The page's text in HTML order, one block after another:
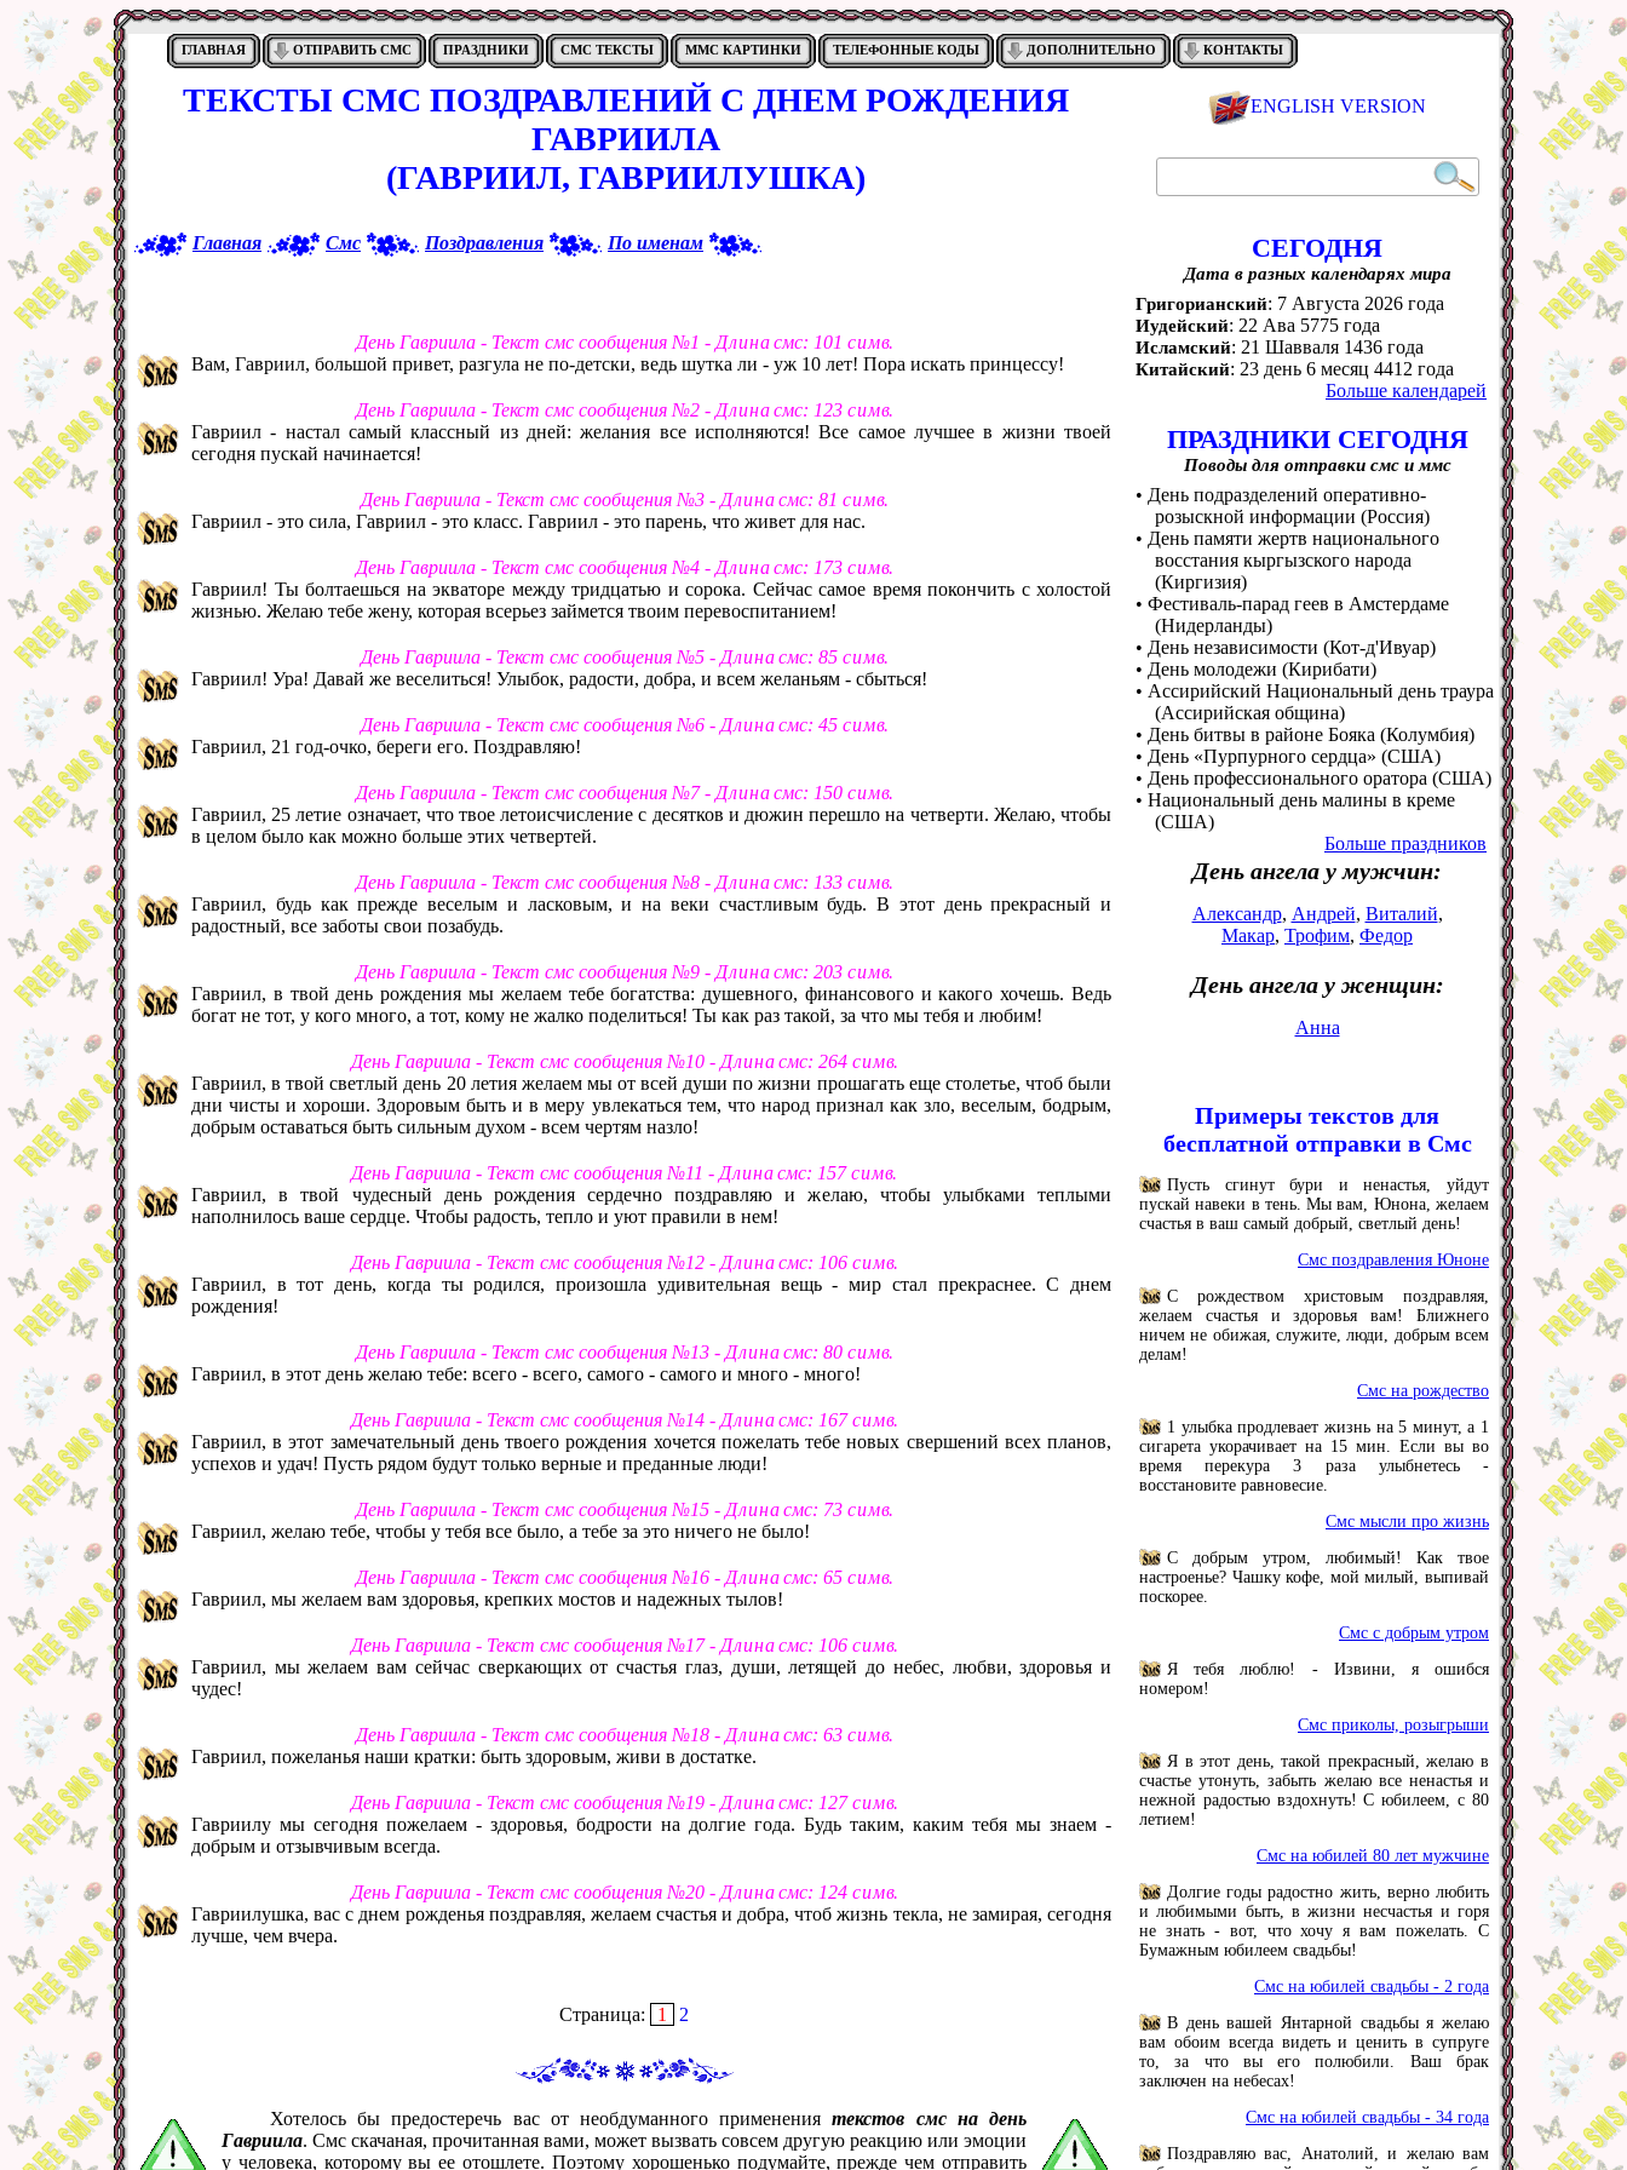
ГЛАВНАЯ ОТПРАВИТЬ СМС ПРАЗДНИКИ СМС ТЕКСТЫ ММС КАРТИНКИ ТЕЛЕФОННЫЕ КОДЫ ДОПОЛНИТЕЛЬНО КОНТАКТЫ
ТЕКСТЫ СМС ПОЗДРАВЛЕНИЙ С ДНЕМ РОЖДЕНИЯ
ГАВРИИЛА
(ГАВРИИЛ, ГАВРИИЛУШКА)
Главная Смс Поздравления По именам
День Гавриила - Текст смс сообщения №1 - Д л и н асмс: 101 с и м в.
Вам, Гавриил, большой привет, разгула не по-детски, ведь шутка ли - уж 10 лет! Пора искать принцессу!
День Гавриила - Текст смс сообщения №2 - Д л и н асмс: 123 с и м в.
Гавриил - настал самый классный из дней: желания все исполняются! Все самое лучшее в жизни твоей
сегодня пускай начинается!
День Гавриила - Текст смс сообщения №3 - Д л и н асмс: 81 с и м в.
Гавриил - это сила, Гавриил - это класс. Гавриил - это парень, что живет для нас.
День Гавриила - Текст смс сообщения №4 - Д л и н асмс: 173 с и м в.
Гавриил! Ты болтаешься на экваторе между тридцатью и сорока. Сейчас самое время покончить с холостой
жизнью. Желаю тебе жену, которая всерьез займется твоим перевоспитанием!
День Гавриила - Текст смс сообщения №5 - Д л и н асмс: 85 с и м в.
Гавриил! Ура! Давай же веселиться! Улыбок, радости, добра, и всем желаньям - сбыться!
День Гавриила - Текст смс сообщения №6 - Д л и н асмс: 45 с и м в.
Гавриил, 21 год-очко, береги его. Поздравляю!
День Гавриила - Текст смс сообщения №7 - Д л и н асмс: 150 с и м в.
Гавриил, 25 летие означает, что твое летоисчисление с десятков и дюжин перешло на четверти. Желаю, чтобы
в целом было как можно больше этих четвертей.
День Гавриила - Текст смс сообщения №8 - Д л и н асмс: 133 с и м в.
Гавриил, будь как прежде веселым и ласковым, и на веки счастливым будь. В этот день прекрасный и
радостный, все заботы свои позабудь.
День Гавриила - Текст смс сообщения №9 - Д л и н асмс: 203 с и м в.
Гавриил, в твой день рождения мы желаем тебе богатства: душевного, финансового и какого хочешь. Ведь
богат не тот, у кого много, а тот, кому не жалко поделиться! Ты как раз такой, за что мы тебя и любим!
День Гавриила - Текст смс сообщения №10 - Д л и н асмс: 264 с и м в.
Гавриил, в твой светлый день 20 летия желаем мы от всей души по жизни прошагать еще столетье, чтоб были
дни чисты и хороши. Здоровым быть и в меру увлекаться тем, что народ признал как зло, веселым, бодрым,
добрым оставаться быть сильным духом - всем чертям назло!
День Гавриила - Текст смс сообщения №11 - Д л и н асмс: 157с и м в.
Гавриил, в твой чудесный день рождения сердечно поздравляю и желаю, чтобы улыбками теплыми
наполнилось ваше сердце. Чтобы радость, тепло и уют правили в нем!
День Гавриила - Текст смс сообщения №12 - Д л и н асмс: 106 с и м в.
Гавриил, в тот день, когда ты родился, произошла удивительная вещь - мир стал прекраснее. С днем
рождения!
День Гавриила - Текст смс сообщения №13 - Д л и н асмс: 80 с и м в.
Гавриил, в этот день желаю тебе: всего - всего, самого - самого и много - много!
День Гавриила - Текст смс сообщения №14 - Д л и н асмс: 167с и м в.
Гавриил, в этот замечательный день твоего рождения хочется пожелать тебе новых свершений всех планов,
успехов и удач! Пусть рядом будут только верные и преданные люди!
День Гавриила - Текст смс сообщения №15 - Д л и н асмс: 73 с и м в.
Гавриил, желаю тебе, чтобы у тебя все было, а тебе за это ничего не было!
День Гавриила - Текст смс сообщения №16 - Д л и н асмс: 65 с и м в.
Гавриил, мы желаем вам здоровья, крепких мостов и надежных тылов!
День Гавриила - Текст смс сообщения №17 - Д л и н асмс: 106 с и м в.
Гавриил, мы желаем вам сейчас сверкающих от счастья глаз, души, летящей до небес, любви, здоровья и
чудес!
День Гавриила - Текст смс сообщения №18 - Д л и н асмс: 63 с и м в.
Гавриил, пожеланья наши кратки: быть здоровым, живи в достатке.
День Гавриила - Текст смс сообщения №19 - Д л и н асмс: 127с и м в.
Гавриилу мы сегодня пожелаем - здоровья, бодрости на долгие года. Будь таким, каким тебя мы знаем -
добрым и отзывчивым всегда.
День Гавриила - Текст смс сообщения №20 - Д л и н асмс: 124 с и м в.
Гавриилушка, вас с днем рожденья поздравляя, желаем счастья и добра, чтоб жизнь текла, не замирая, сегодня
лучше, чем вчера.
Страница: 1 2
Хотелось бы предостеречь вас от необдуманного применениятекстов смс на день
Гавриила. Смс скачаная, прочитанная вами, может вызвать совсем другую реакцию или эмоции
у человека, которому вы ее отошлете. Поэтому хорошенько подумайте, прежде чем отправить
ENGLISH VERSION
СЕГОДНЯ
Дата в разных календарях мира
Григорианский: 7 Августа 2026 года
Иудейский: 22 Ава 5775 года
Исламский: 21 Шавваля 1436 года
Китайский: 23 день 6 месяц 4412 года
Больше календарей
ПРАЗДНИКИ СЕГОДНЯ
Поводы для отправки смс и ммс
• День подразделений оперативно-
розыскной информации (Россия)
• День памяти жертв национального
восстания кыргызского народа
(Киргизия)
• Фестиваль-парад геев в Амстердаме
(Нидерланды)
• День независимости (Кот-д'Ивуар)
• День молодежи (Кирибати)
• Ассирийский Национальный день траура
(Ассирийская община)
• День битвы в районе Бояка (Колумбия)
• День «Пурпурного сердца» (США)
• День профессионального оратора (США)
• Национальный день малины в креме
(США)
Больше праздников
День ангела у мужчин:
Александр, Андрей, Виталий,
Макар, Трофим, Федор
День ангела у женщин:
Анна
Примеры текстов для
бесплатной отправки в Смс
Пусть сгинут бури и ненастья, уйдут
пускай навеки в тень. Мы вам, Юнона, желаем
счастья в ваш самый добрый, светлый день!
Смс поздравления Юноне
С рождеством христовым поздравляя,
желаем счастья и здоровья вам! Ближнего
ничем не обижая, служите, люди, добрым всем
делам!
Смс на рождество
1 улыбка продлевает жизнь на 5 минут, а 1
сигарета укорачивает на 15 мин. Если вы во
время перекура 3 раза улыбнетесь -
восстановите равновесие.
Смс мысли про жизнь
С добрым утром, любимый! Как твое
настроенье? Чашку кофе, мой милый, выпивай
поскорее.
Смс с добрым утром
Я тебя люблю! - Извини, я ошибся
номером!
Смс приколы, розыгрыши
Я в этот день, такой прекрасный, желаю в
счастье утонуть, забыть желаю все ненастья и
нежной радостью вздохнуть! С юбилеем, с 80
летием!
Смс на юбилей 80 лет мужчине
Долгие годы радостно жить, верно любить
и любимыми быть, в жизни несчастья и горя
не знать - вот, что хочу я вам пожелать. С
Бумажным юбилеем свадьбы!
Смс на юбилей свадьбы - 2 года
В день вашей Янтарной свадьбы я желаю
вам обоим всегда видеть и ценить в супруге
то, за что вы его полюбили. Ваш брак
заключен на небесах!
Смс на юбилей свадьбы - 34 года
Поздравляю вас, Анатолий, и желаю вам